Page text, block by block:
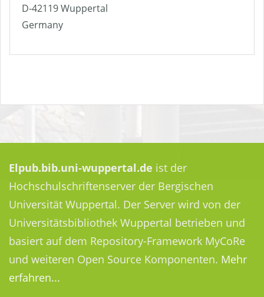
D-42119 Wuppertal
Germany
Elpub.bib.uni-wuppertal.de ist der
Hochschulschriftenserver der Bergischen
Universität Wuppertal. Der Server wird von der
Universitätsbibliothek Wuppertal betrieben und
basiert auf dem Repository-Framework MyCoRe
und weiteren Open Source Komponenten. Mehr
erfahren...